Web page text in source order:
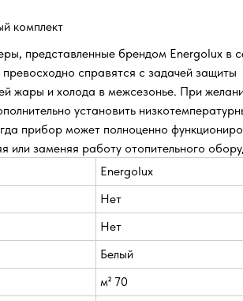
комплект
представленные брендом Energolux в
справятся с задачей защиты
жары и холода в межсезонье. При
установить
прибор может полноценно
или заменяя работу отопительного
Energolux
Нет
Нет
Белый
м² 70